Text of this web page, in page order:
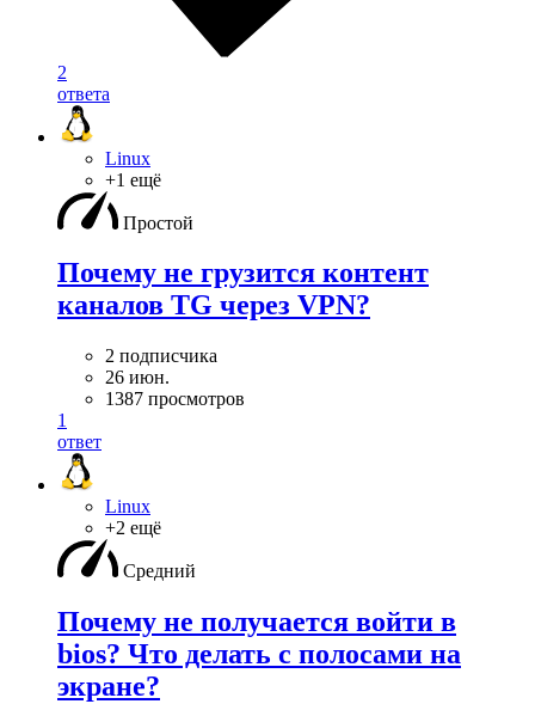
2
ответа
Linux
+1 ещё
Простой
Почему не грузится контент
каналов TG через VPN?
2 подписчика
26 июн.
1387 просмотров
1
ответ
Linux
+2 ещё
Средний
Почему не получается войти в
bios? Что делать с полосами на
экране?